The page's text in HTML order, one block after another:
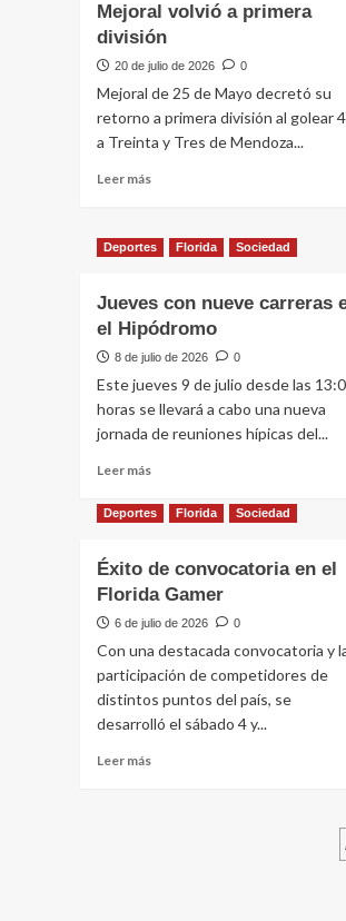
10
de
Julio
los
departamentales
de
y
Mejoral volvió a primera
división
20 de julio de 2026 0
Mejoral de 25 de Mayo decretó su
retorno a primera división al golear
a Treinta y Tres de Mendoza...
Leer más
Mejoral
volvió
primera
división
Deportes Florida Sociedad
Jueves con nueve carreras
el Hipódromo
8 de julio de 2026 0
Este jueves 9 de julio desde las
horas se llevará a cabo una nueva
jornada de reuniones hípicas del...
Leer más
sobre
nueve
carreras
en
Hipódromo
Deportes Florida Sociedad
Éxito de convocatoria en el
Florida Gamer
6 de julio de 2026 0
Con una destacada convocatoria y
participación de competidores de
distintos puntos del país, se
desarrolló el sábado 4 y...
Leer más